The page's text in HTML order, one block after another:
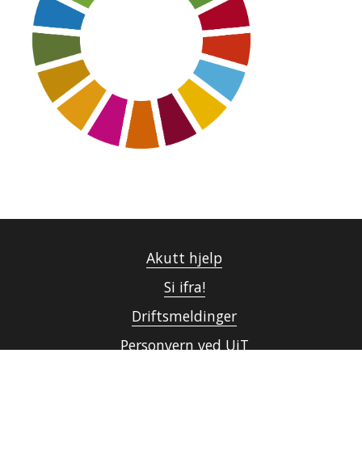
Akutt hjelp
Si ifra!
Driftsmeldinger
Personvern ved UiT